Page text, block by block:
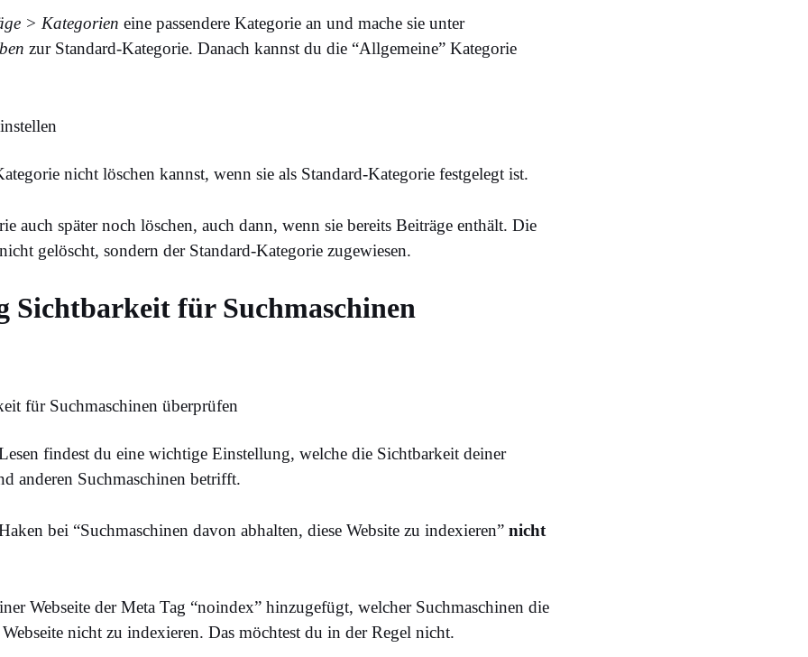
> Kategorien eine passendere Kategorie an und mache sie unter
zur Standard-Kategorie. Danach kannst du die “Allgemeine” Kategorie
nicht löschen kannst, wenn sie als Standard-Kategorie festgelegt ist.
auch später noch löschen, auch dann, wenn sie bereits Beiträge enthält. Die
gelöscht, sondern der Standard-Kategorie zugewiesen.
Sichtbarkeit für Suchmaschinen
findest du eine wichtige Einstellung, welche die Sichtbarkeit deiner
anderen Suchmaschinen betrifft.
bei “Suchmaschinen davon abhalten, diese Website zu indexieren” nicht
Webseite der Meta Tag “noindex” hinzugefügt, welcher Suchmaschinen die
nicht zu indexieren. Das möchtest du in der Regel nicht.